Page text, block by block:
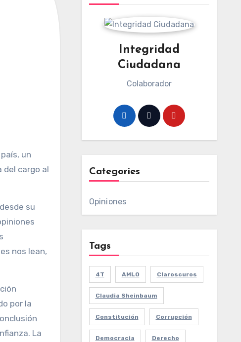
un
del cargo al
su
nos lean,
por la
La
Integridad
Ciudadana
Colaborador
Categories
Opiniones
Tags
4T AMLO Claroscuros
Claudia Sheinbaum
Constitución Corrupción
Democracia Derecho